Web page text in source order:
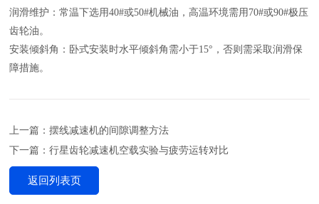
润滑维护：常温下选用40#或50#机械油，高温环境需用70#或90#极压
齿轮油。
安装倾斜角：卧式安装时水平倾斜角需小于15°，否则需采取润滑保
障措施。
上一篇：摆线减速机的间隙调整方法
下一篇：行星齿轮减速机空载实验与疲劳运转对比
返回列表页